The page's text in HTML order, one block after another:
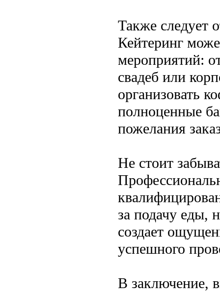
Также следует
Кейтеринг
мероприятий:
свадеб или
организовать
полноценные
пожелания
Не стоит
за подачу еды,
создает
успешного
В заключение,